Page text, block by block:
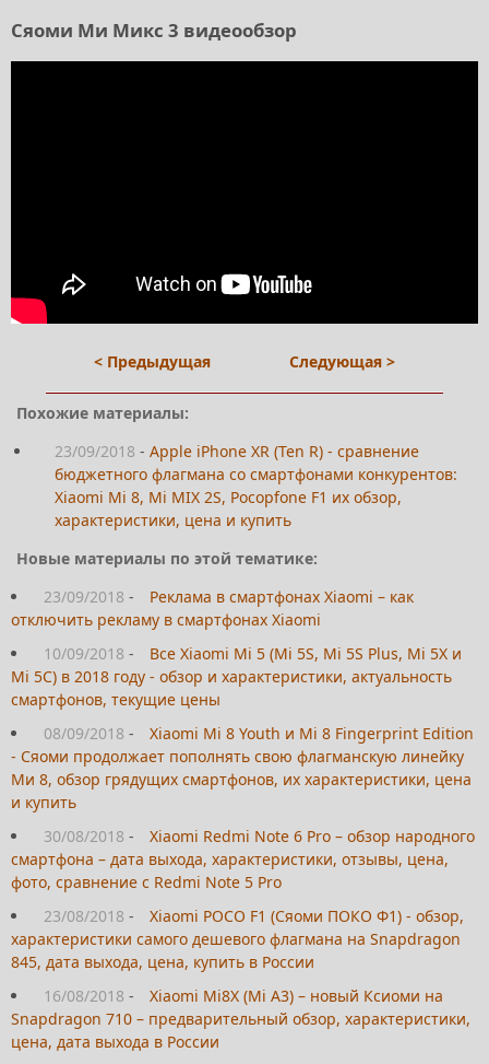
Сяоми Ми Микс 3 видеообзор
< Предыдущая Следующая >
Похожие материалы:
23/09/2018 - Apple iPhone XR (Ten R) - сравнение
бюджетного флагмана со смартфонами конкурентов:
Xiaomi Mi 8, Mi MIX 2S, Pocopfone F1 их обзор,
характеристики, цена и купить
Новые материалы по этой тематике:
23/09/2018 -
Реклама в смартфонах Xiaomi – как
отключить рекламу в смартфонах Xiaomi
10/09/2018 -
Все Xiaomi Mi 5 (Mi 5S, Mi 5S Plus, Mi 5X и
Mi 5C) в 2018 году - обзор и характеристики, актуальность
смартфонов, текущие цены
08/09/2018 -
Xiaomi Mi 8 Youth и Mi 8 Fingerprint Edition
- Сяоми продолжает пополнять свою флагманскую линейку
Ми 8, обзор грядущих смартфонов, их характеристики, цена
и купить
30/08/2018 -
Xiaomi Redmi Note 6 Pro – обзор народного
смартфона – дата выхода, характеристики, отзывы, цена,
фото, сравнение с Redmi Note 5 Pro
23/08/2018 -
Xiaomi POCO F1 (Сяоми ПОКО Ф1) - обзор,
характеристики самого дешевого флагмана на Snapdragon
845, дата выхода, цена, купить в России
16/08/2018 -
Xiaomi Mi8X (Mi A3) – новый Ксиоми на
Snapdragon 710 – предварительный обзор, характеристики,
цена, дата выхода в России